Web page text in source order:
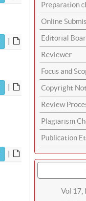
|
|
|
Preparation
Online
Editorial
Reviewer
Focus and
Copyright
Review
Plagiarism
Publication
Vol 17,